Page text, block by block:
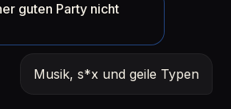
guten Party nicht
Musik, s*x und geile Typen